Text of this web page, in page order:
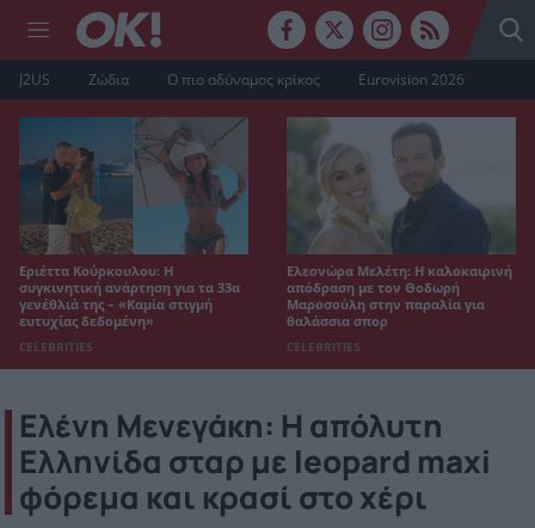
J2US Ζώδια Ο πιο αδύναμος κρίκος Eurovision 2026
Εριέττα Κούρκουλου: Η
συγκινητική ανάρτηση για τα 33α
γενέθλιά της – «Καμία στιγμή
ευτυχίας δεδομένη»
CELEBRITIES
Ελεονώρα Μελέτη: Η καλοκαιρινή
απόδραση με τον Θοδωρή
Μαροσούλη στην παραλία για
θαλάσσια σπορ
CELEBRITIES
Ελένη Μενεγάκη: Η απόλυτη
Ελληνίδα σταρ με leopard maxi
φόρεμα και κρασί στο χέρι